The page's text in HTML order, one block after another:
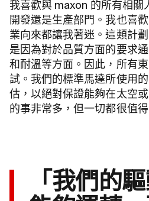
我喜歡與 maxon 的所有相關
開發還是生產部門。我也喜
業向來都讓我著迷。這類計
是因為對於品質方面的要求
和耐溫等方面。因此，所有
試。我們的標準馬達所使用
估，以絕對保證能夠在太空
的事非常多，但一切都很值得
「我們的